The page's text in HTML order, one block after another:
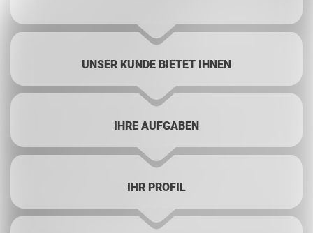
UNSER KUNDE BIETET IHNEN
IHRE AUFGABEN
IHR PROFIL